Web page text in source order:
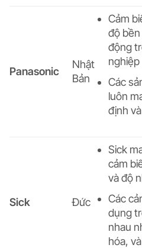
Panasonic
Nhật
Bản
Cảm
độ
động
Các
luôn
định
Sick Đức
Sick
cảm
và độ
Các
dụng
nhau
hóa,